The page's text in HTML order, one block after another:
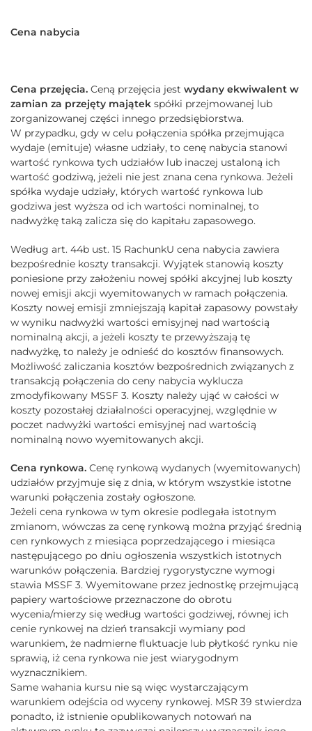
Cena nabycia
Cena przejęcia. Ceną przejęcia jest wydany ekwiwalent w
zamian za przejęty majątek spółki przejmowanej lub
zorganizowanej części innego przedsiębiorstwa.
W przypadku, gdy w celu połączenia spółka przejmująca
wydaje (emituje) własne udziały, to cenę nabycia stanowi
wartość rynkowa tych udziałów lub inaczej ustaloną ich
wartość godziwą, jeżeli nie jest znana cena rynkowa. Jeżeli
spółka wydaje udziały, których wartość rynkowa lub
godziwa jest wyższa od ich wartości nominalnej, to
nadwyżkę taką zalicza się do kapitału zapasowego.
Według art. 44b ust. 15 RachunkU cena nabycia zawiera
bezpośrednie koszty transakcji. Wyjątek stanowią koszty
poniesione przy założeniu nowej spółki akcyjnej lub koszty
nowej emisji akcji wyemitowanych w ramach połączenia.
Koszty nowej emisji zmniejszają kapitał zapasowy powstały
w wyniku nadwyżki wartości emisyjnej nad wartością
nominalną akcji, a jeżeli koszty te przewyższają tę
nadwyżkę, to należy je odnieść do kosztów finansowych.
Możliwość zaliczania kosztów bezpośrednich związanych z
transakcją połączenia do ceny nabycia wyklucza
zmodyfikowany MSSF 3. Koszty należy ująć w całości w
koszty pozostałej działalności operacyjnej, względnie w
poczet nadwyżki wartości emisyjnej nad wartością
nominalną nowo wyemitowanych akcji.
Cena rynkowa. Cenę rynkową wydanych (wyemitowanych)
udziałów przyjmuje się z dnia, w którym wszystkie istotne
warunki połączenia zostały ogłoszone.
Jeżeli cena rynkowa w tym okresie podlegała istotnym
zmianom, wówczas za cenę rynkową można przyjąć średnią
cen rynkowych z miesiąca poprzedzającego i miesiąca
następującego po dniu ogłoszenia wszystkich istotnych
warunków połączenia. Bardziej rygorystyczne wymogi
stawia MSSF 3. Wyemitowane przez jednostkę przejmującą
papiery wartościowe przeznaczone do obrotu
wycenia/mierzy się według wartości godziwej, równej ich
cenie rynkowej na dzień transakcji wymiany pod
warunkiem, że nadmierne fluktuacje lub płytkość rynku nie
sprawią, iż cena rynkowa nie jest wiarygodnym
wyznacznikiem.
Same wahania kursu nie są więc wystarczającym
warunkiem odejścia od wyceny rynkowej. MSR 39 stwierdza
ponadto, iż istnienie opublikowanych notowań na